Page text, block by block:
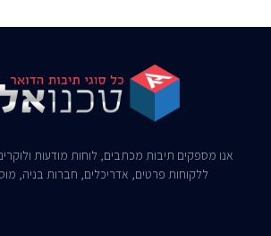
אנו מספקים תיבות מכתבים, לוחות מודעות
ללקוחות פרטים, אדריכלים, חברות בניה,